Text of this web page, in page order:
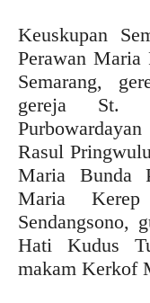
Keuskupan
Perawan Maria
Semarang,
gereja St.
Rasul
Maria Bunda
Maria
Sendangsono,
Hati Kudus
makam Kerkof